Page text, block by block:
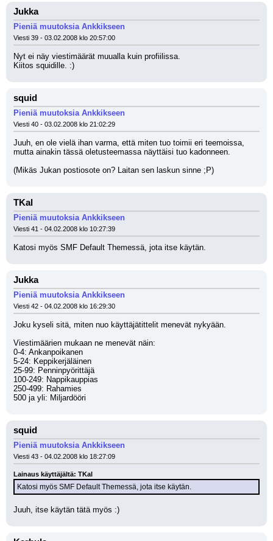
Jukka
Pieniä muutoksia Ankkikseen
Viesti 39 - 03.02.2008 klo 20:57:00
Nyt ei näy viestimäärät muualla kuin profiilissa.
Kiitos squidille. :)
squid
Pieniä muutoksia Ankkikseen
Viesti 40 - 03.02.2008 klo 21:02:29
Juuh, en ole vielä ihan varma, että miten tuo toimii eri teemoissa,
mutta ainakin tässä oletusteemassa näyttäisi tuo kadonneen.
(Mikäs Jukan postiosote on? Laitan sen laskun sinne ;P)
TKal
Pieniä muutoksia Ankkikseen
Viesti 41 - 04.02.2008 klo 10:27:39
Katosi myös SMF Default Themessä, jota itse käytän.
Jukka
Pieniä muutoksia Ankkikseen
Viesti 42 - 04.02.2008 klo 16:29:30
Joku kyseli sitä, miten nuo käyttäjätittelit menevät nykyään.
Viestimäärien mukaan ne menevät näin:
0-4: Ankanpoikanen
5-24: Keppikerjäläinen
25-99: Penninpyörittäjä
100-249: Nappikauppias
250-499: Rahamies
500 ja yli: Miljardööri
squid
Pieniä muutoksia Ankkikseen
Viesti 43 - 04.02.2008 klo 18:27:09
Lainaus käyttäjältä: TKal
Katosi myös SMF Default Themessä, jota itse käytän.
Juuh, itse käytän tätä myös :)